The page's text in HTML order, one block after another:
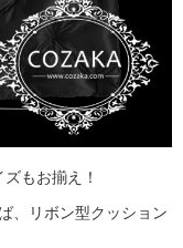
もお揃え！
、リボン型クッション